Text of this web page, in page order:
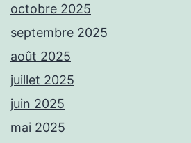
octobre 2025
septembre 2025
août 2025
juillet 2025
juin 2025
mai 2025